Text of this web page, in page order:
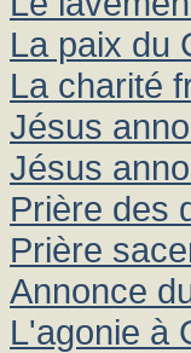
La paix du
La charité
Jésus
Jésus
Prière des
Prière
Annonce
L'agonie à